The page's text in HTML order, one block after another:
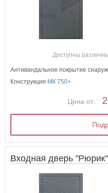
Доступны
Антивандальное покрытие
Конструкция МК 750+
Цена от:
Входная дверь "Рюрик"